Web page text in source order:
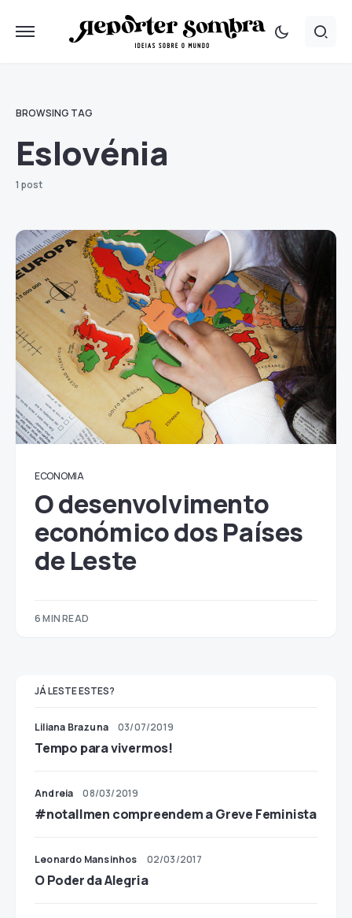
BROWSING TAG
Eslovénia
1 post
ECONOMIA
O desenvolvimento
económico dos Países
de Leste
6 MIN READ
JÁ LESTE ESTES?
Liliana Brazuna 03/07/2019
Tempo para vivermos!
Andreia 08/03/2019
#notallmen compreendem a Greve Feminista
Leonardo Mansinhos 02/03/2017
O Poder da Alegria